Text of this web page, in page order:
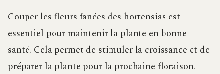
Couper les fleurs fanées des hortensias est
essentiel pour maintenir la plante en bonne
santé. Cela permet de stimuler la croissance et de
préparer la plante pour la prochaine floraison.